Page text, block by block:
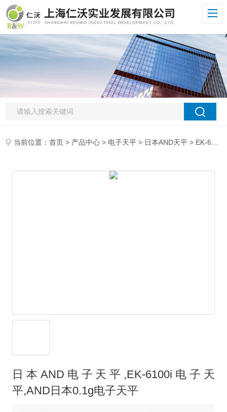
当前位置：首页 > 产品中心 > 电子天平 > 日本AND天平 > EK-6100i日本AND电子天平,EK-6100i电子天平,AND日本0.1g电子天平
日本AND电子天平,EK-6100i电子天
平,AND日本0.1g电子天平